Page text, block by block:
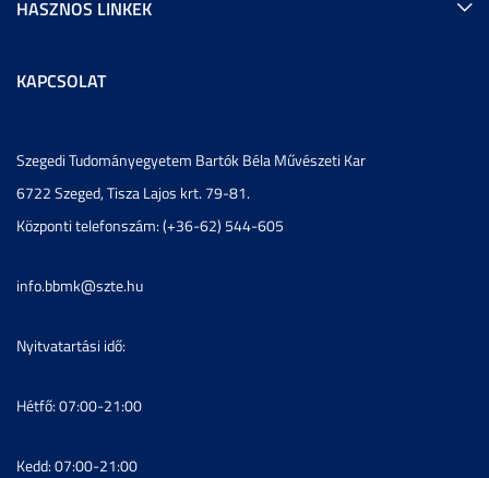
HASZNOS LINKEK
KAPCSOLAT
Szegedi Tudományegyetem Bartók Béla Művészeti Kar
6722 Szeged, Tisza Lajos krt. 79-81.
Központi telefonszám: (+36-62) 544-605
info.bbmk@szte.hu
Nyitvatartási idő:
Hétfő: 07:00-21:00
Kedd: 07:00-21:00